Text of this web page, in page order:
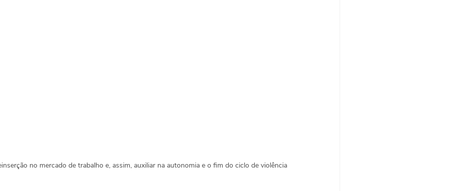
no mercado de trabalho e, assim, auxiliar na autonomia e o fim do ciclo de violência